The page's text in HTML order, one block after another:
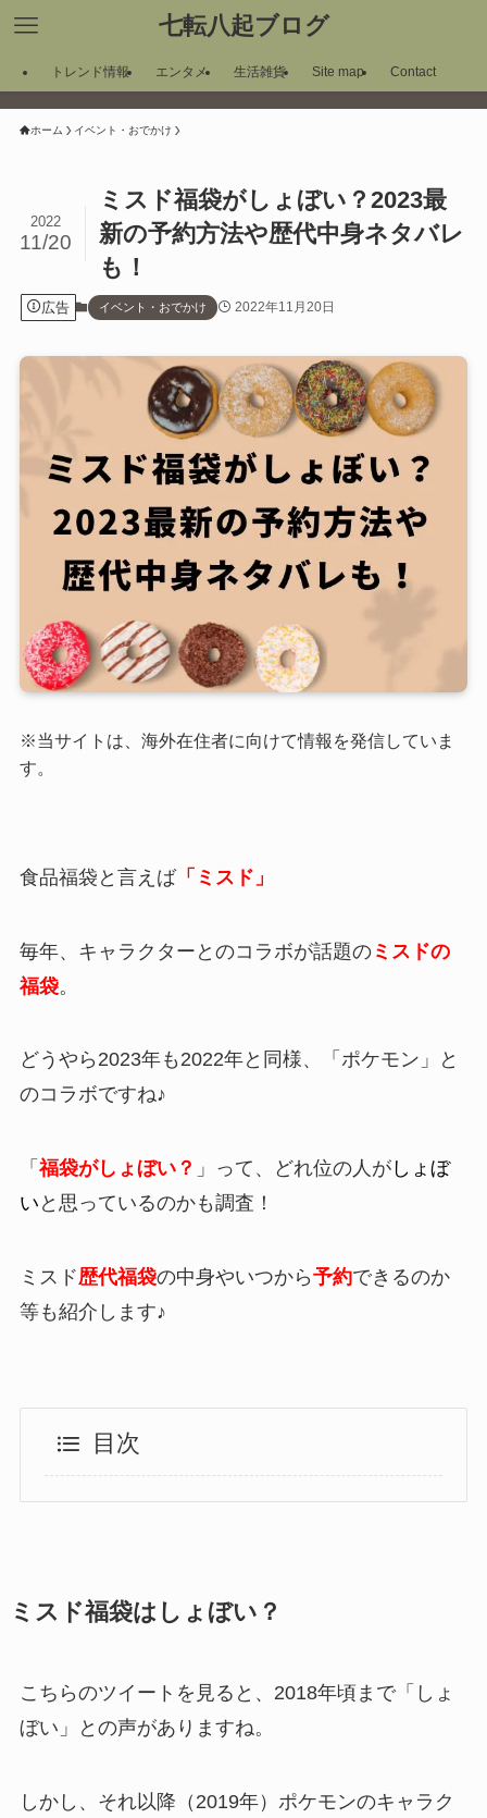
七転八起ブログ
トレンド情報 エンタメ 生活雑貨 Site map Contact
ホーム イベント・おでかけ
ミスド福袋がしょぼい？2023最
新の予約方法や歴代中身ネタバレ
も！
2022
11/20
広告 イベント・おでかけ 2022年11月20日
※当サイトは、海外在住者に向けて情報を発信していま
す。
食品福袋と言えば「ミスド」
毎年、キャラクターとのコラボが話題のミスドの
福袋。
どうやら2023年も2022年と同様、「ポケモン」と
のコラボですね♪
「 福袋がしょぼい？ 」って、どれ位の人がしょぼ
い と思っているのかも調査！
ミスド歴代福袋の中身やいつから予約できるのか
等も紹介します♪
目次
ミスド福袋はしょぼい？
こちらのツイートを見ると、2018年頃まで「しょ
ぼい」との声がありますね。
しかし、それ以降（2019年）ポケモンのキャラク